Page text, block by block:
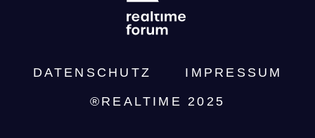
DATENSCHUTZ­ IMPRESSUM
®REALTIME 2025